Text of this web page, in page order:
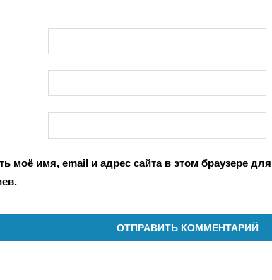
моё имя, email и адрес сайта в этом браузере